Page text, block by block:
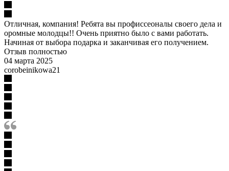
Отличная, компания! Ребята вы профиссеоналы своего дела и
оромные молодцы!! Очень приятно было с вами работать.
Начиная от выбора подарка и заканчивая его получением.
Отзыв полностью
04 марта 2025
corobeinikowa21